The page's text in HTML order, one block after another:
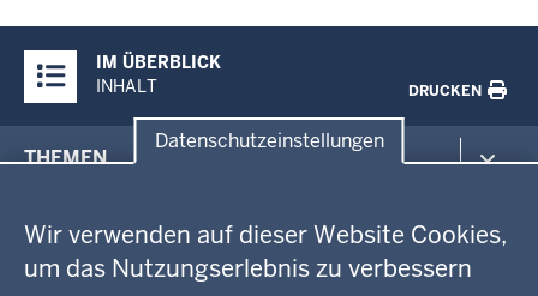
Datenschutzeinstellungen
Wir verwenden auf dieser Website Cookies,
um das Nutzungserlebnis zu verbessern
Inhalte
IM ÜBERBLICK
INHALT
DRUCKEN
in
Fußzeile
THEMEN
Gesundheit und Soziales
Kommunales, Planung, Bauen und Verkehr
GEOBASIS NRW
Ausbildung und Karriere